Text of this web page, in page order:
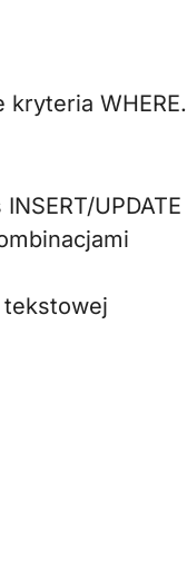
kryteria WHERE.
UPDATE
tekstowej